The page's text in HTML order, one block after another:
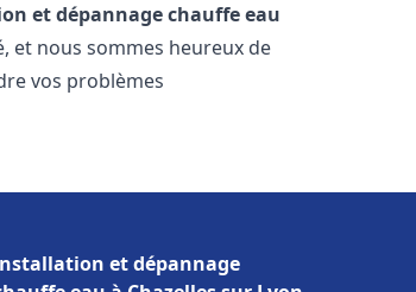
et dépannage chauffe eau
et nous sommes heureux de
vos problèmes
et dépannage